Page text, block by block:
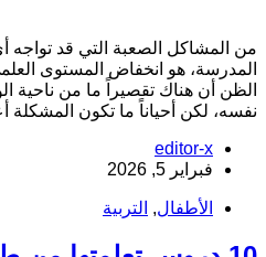
المشاكل الصعبة التي قد تواجه
هو انخفاض المستوى
أن هناك تقصيراً ما من ناحية
لكن أحياناً ما تكون المشكلة
editor-x
فبراير 5, 2026
الأطفال,التربية